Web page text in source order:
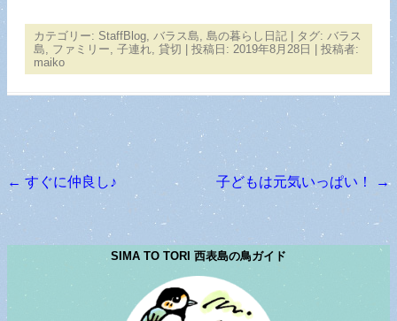
カテゴリー: StaffBlog バラス島 島の暮らし日記 | タグ: バラス
島
ファミリー 子連れ 貸切 | 投稿日: 2019年8月28日 | 投稿者:
maiko
投稿ナビゲーション
← すぐに仲良し♪ 子どもは元気いっぱい！ →
SIMA TO TORI 西表島の鳥ガイド